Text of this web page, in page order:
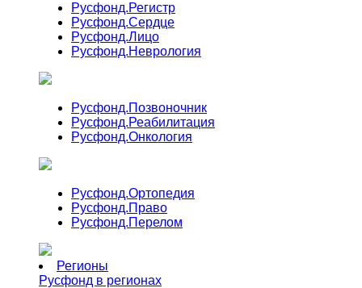
Русфонд.Регистр
Русфонд.Сердце
Русфонд.Лицо
Русфонд.Неврология
Русфонд.Позвоночник
Русфонд.Реабилитация
Русфонд.Онкология
Русфонд.Ортопедия
Русфонд.Право
Русфонд.Перелом
Регионы
Русфонд в регионах